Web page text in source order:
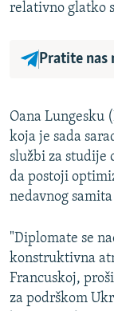
relativno glatko
Pratite nas
Oana Lungesku
koja je sada
službi za studije
da postoji
nedavnog
"Diplomate se
konstruktivna
Francuskoj,
za podrškom